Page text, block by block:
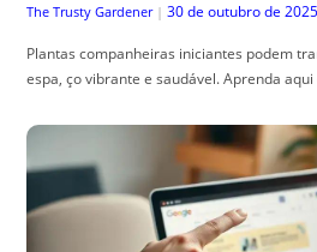
The Trusty Gardener | 30 de outubro de 2025
Plantas companheiras iniciantes podem
espa, ço vibrante e saudável. Aprenda